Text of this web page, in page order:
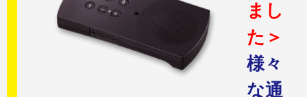
まし
た＞
様々
な通